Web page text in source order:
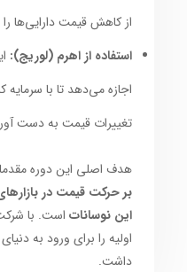
از کاهش قیمت دارایی‌ها
استفاده از اهرم (لوریج):
اجازه می‌دهد تا با سرمایه
تغییرات قیمت به دست
هدف اصلی این دوره
بر حرکت قیمت در
این نوسانات است. با
اولیه را برای ورود به دنیای
داشت.